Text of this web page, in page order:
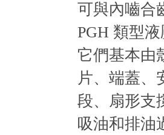
可與內嚙合
PGH 類型
它們基本由
片、端蓋、
段、扇形支
吸油和排油